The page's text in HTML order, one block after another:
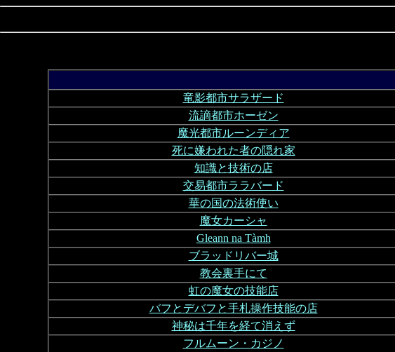
竜影都市サラザード
流謫都市ホーゼン
魔光都市ルーンディア
死に嫌われた者の隠れ家
知識と技術の店
交易都市ララバード
華の国の法術使い
魔女カーシャ
Gleann na Tàmh
ブラッドリバー城
教会裏手にて
虹の魔女の技能店
バフとデバフと手札操作技能の店
神秘は千年を経て消えず
フルムーン・カジノ